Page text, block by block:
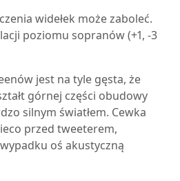
widełek może zaboleć.
poziomu sopranów (+1, -3
jest na tyle gęsta, że
górnej części obudowy
silnym światłem. Cewka
przed tweeterem,
oś akustyczną